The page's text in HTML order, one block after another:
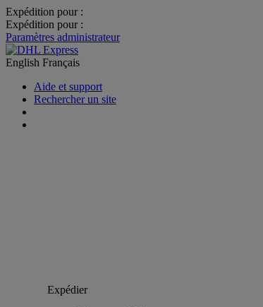
Expédition pour :
Expédition pour :
Paramètres administrateur
English Français
Aide et support
Rechercher un site
Expédier